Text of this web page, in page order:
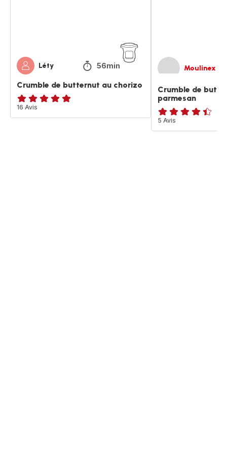
Léty 56min
Crumble de butternut au chorizo
Avis
5
16 Avis
Moulinex
Crumble de
parmesan
ratings.4.4
5 Avis